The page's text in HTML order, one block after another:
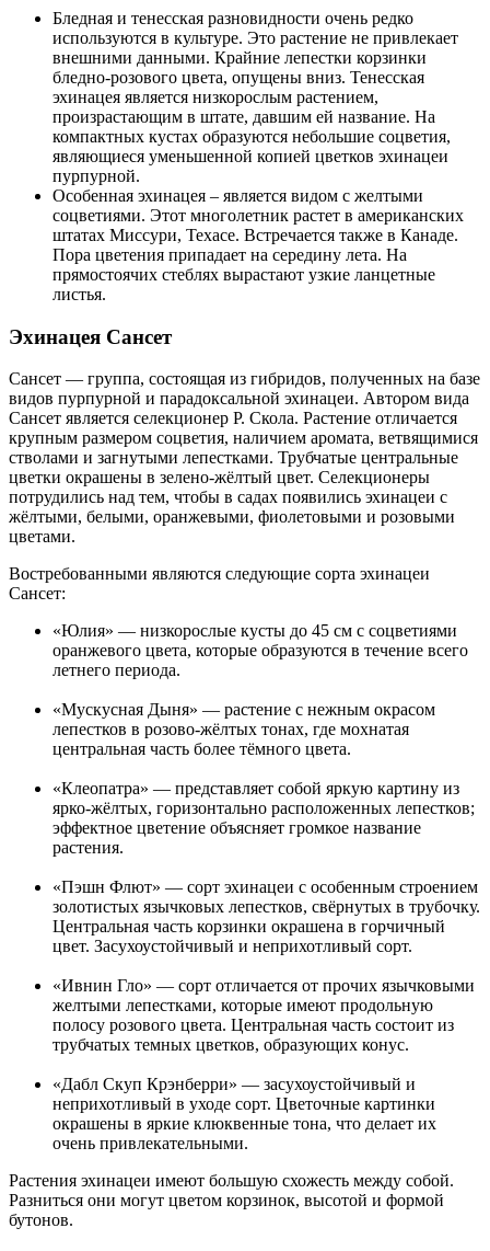
Бледная и тенесская разновидности очень редко
используются в культуре. Это растение не привлекает
внешними данными. Крайние лепестки корзинки
бледно-розового цвета, опущены вниз. Тенесская
эхинацея является низкорослым растением,
произрастающим в штате, давшим ей название. На
компактных кустах образуются небольшие соцветия,
являющиеся уменьшенной копией цветков эхинацеи
пурпурной.
Особенная эхинацея – является видом с желтыми
соцветиями. Этот многолетник растет в американских
штатах Миссури, Техасе. Встречается также в Канаде.
Пора цветения припадает на середину лета. На
прямостоячих стеблях вырастают узкие ланцетные
листья.
Эхинацея Сансет
Сансет — группа, состоящая из гибридов, полученных на базе
видов пурпурной и парадоксальной эхинацеи. Автором вида
Сансет является селекционер Р. Скола. Растение отличается
крупным размером соцветия, наличием аромата, ветвящимися
стволами и загнутыми лепестками. Трубчатые центральные
цветки окрашены в зелено-жёлтый цвет. Селекционеры
потрудились над тем, чтобы в садах появились эхинацеи с
жёлтыми, белыми, оранжевыми, фиолетовыми и розовыми
цветами.
Востребованными являются следующие сорта эхинацеи
Сансет:
«Юлия» — низкорослые кусты до 45 см с соцветиями
оранжевого цвета, которые образуются в течение всего
летнего периода.
«Мускусная Дыня» — растение с нежным окрасом
лепестков в розово-жёлтых тонах, где мохнатая
центральная часть более тёмного цвета.
«Клеопатра» — представляет собой яркую картину из
ярко-жёлтых, горизонтально расположенных лепестков;
эффектное цветение объясняет громкое название
растения.
«Пэшн Флют» — сорт эхинацеи с особенным строением
золотистых язычковых лепестков, свёрнутых в трубочку.
Центральная часть корзинки окрашена в горчичный
цвет. Засухоустойчивый и неприхотливый сорт.
«Ивнин Гло» — сорт отличается от прочих язычковыми
желтыми лепестками, которые имеют продольную
полосу розового цвета. Центральная часть состоит из
трубчатых темных цветков, образующих конус.
«Дабл Скуп Крэнберри» — засухоустойчивый и
неприхотливый в уходе сорт. Цветочные картинки
окрашены в яркие клюквенные тона, что делает их
очень привлекательными.
Растения эхинацеи имеют большую схожесть между собой.
Разниться они могут цветом корзинок, высотой и формой
бутонов.